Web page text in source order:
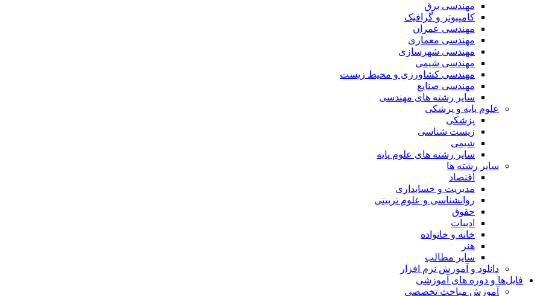
مهندسی برق
کامپیوتر و گرافیک
مهندسی عمران
مهندسی معماری
مهندسی شهرسازی
مهندسی شیمی
مهندسی کشاورزی و محیط زیست
مهندسی صنایع
سایر رشته های مهندسی
علوم پایه و پزشکی
پزشکی
زیست شناسی
شیمی
سایر رشته های علوم پایه
سایر رشته ها
اقتصاد
مدیریت و حسابداری
روانشناسی و علوم تربیتی
حقوق
ادبیات
خانه و خانواده
هنر
سایر مطالب
دانلود و آموزش نرم افزار
فایل‌ها و دوره های آموزشی
آموزش مباحث تخصصی